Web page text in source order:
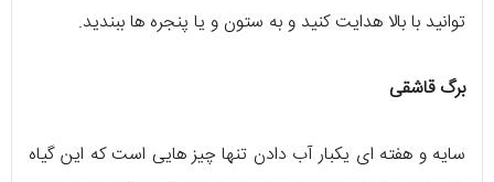
توانید با بالا هدایت کنید و به ستون و یا پنجره ها ببندید.
برگ قاشقی
سایه و هفته ای یکبار آب دادن تنها چیز هایی است که این گیاه